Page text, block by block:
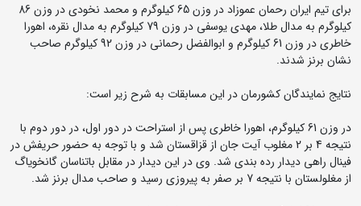
برای تیم ایران رحمان عموزاد در وزن 65 کیلوگرم و محمد نخودی در وزن 86
کیلوگرم به مدال طلا، مهدی یوسفی در وزن 79 کیلوگرم به مدال نقره، اهورا
خاطری در وزن 61 کیلوگرم و ابوالفضل رحمانی در وزن 92 کیلوگرم صاحب
نشان برنز شدند.
نتایج نمایندگان کشورمان در این مسابقات به شرح زیر است:
در وزن 61 کیلوگرم، اهورا خاطری پس از استراحت در دور اول، در دور دوم با
نتیجه 4 بر 2 مغلوب آیت جان از قزاقستان شد و با توجه به حضور حریفش در
فینال راهی دیدار رده بندی شد. وی در این دیدار در مقابل باتناسان گانخویاگ
از مغلولستان با نتیجه 7 بر صفر به پیروزی رسید و صاحب مدال برنز شد.